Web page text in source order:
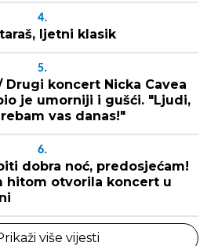
4.
ljetni klasik
5.
/ Drugi koncert Nicka Cavea
je umorniji i gušći. "Ljudi,
vas danas!"
6.
dobra noć, predosjećam!
hitom otvorila koncert u
više vijesti